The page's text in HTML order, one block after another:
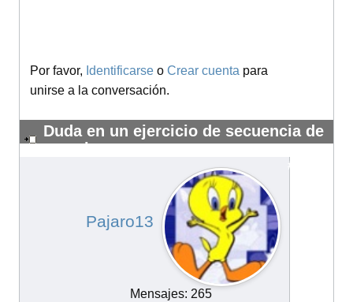
Por favor, Identificarse o Crear cuenta para
unirse a la conversación.
Duda en un ejercicio de secuencia de
reacciones
#14177
Pajaro13
Mensajes: 265